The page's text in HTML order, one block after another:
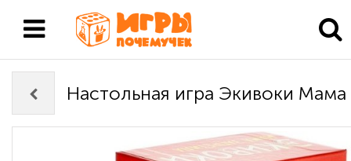
Настольная игра Экивоки Мама